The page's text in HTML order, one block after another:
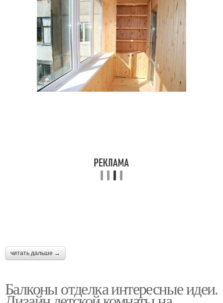
читать дальше →
Балконы отделка интересные идеи.